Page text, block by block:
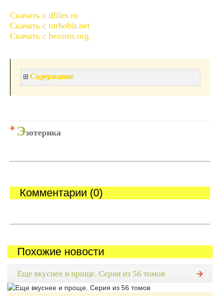
Скачать с dfiles.ru
Скачать с turbobit.net
Скачать с bezsms.org
Содержание
Эзотерика
Комментарии (0)
Похожие новости
Еще вкуснее и проще. Серия из 56 томов